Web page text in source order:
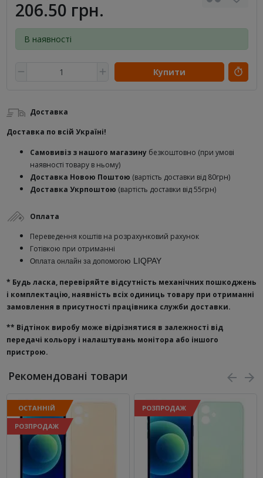
206.50 грн.
В наявності
Купити
Доставка
Доставка по всій Україні!
Самовивіз з нашого магазину безкоштовно (при умові
наявності товару в ньому)
Доставка Новою Поштою (вартість доставки від 80грн)
Доставка Укрпоштою (вартість доставки від 55грн)
Оплата
Переведення коштів на розрахунковий рахунок
Готівкою при отриманні
Оплата онлайн за допомогою LIQPAY
* Будь ласка, перевіряйте відсутність механічних пошкоджень
і комплектацію, наявність всіх одиниць товару при отриманні
замовлення в присутності працівника служби доставки.
** Відтінок виробу може відрізнятися в залежності від
передачі кольору і налаштувань монітора або іншого
пристрою.
Рекомендовані товари
ОСТАННІЙ
РОЗПРОДАЖ
РОЗПРОДАЖ